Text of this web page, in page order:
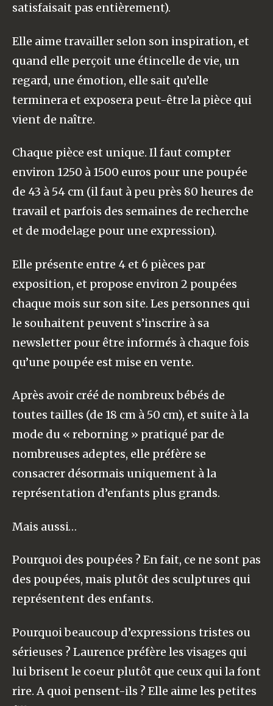
satisfaisait pas entièrement).
Elle aime travailler selon son inspiration, et
quand elle perçoit une étincelle de vie, un
regard, une émotion, elle sait qu’elle
terminera et exposera peut-être la pièce qui
vient de naître.
Chaque pièce est unique. Il faut compter
environ 1250 à 1500 euros pour une poupée
de 43 à 54 cm (il faut à peu près 80 heures de
travail et parfois des semaines de recherche
et de modelage pour une expression).
Elle présente entre 4 et 6 pièces par
exposition, et propose environ 2 poupées
chaque mois sur son site. Les personnes qui
le souhaitent peuvent s’inscrire à sa
newsletter pour être informés à chaque fois
qu’une poupée est mise en vente.
Après avoir créé de nombreux bébés de
toutes tailles (de 18 cm à 50 cm), et suite à la
mode du « reborning » pratiqué par de
nombreuses adeptes, elle préfère se
consacrer désormais uniquement à la
représentation d’enfants plus grands.
Mais aussi…
Pourquoi des poupées ? En fait, ce ne sont pas
des poupées, mais plutôt des sculptures qui
représentent des enfants.
Pourquoi beaucoup d’expressions tristes ou
sérieuses ? Laurence préfère les visages qui
lui brisent le coeur plutôt que ceux qui la font
rire. A quoi pensent-ils ? Elle aime les petites